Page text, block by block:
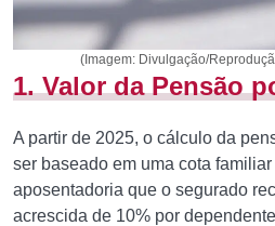
(Imagem: Divulgação/
1. Valor da Pensão
A partir de 2025, o cálculo da
ser baseado em uma cota
aposentadoria que o segurado
acrescida de 10% por